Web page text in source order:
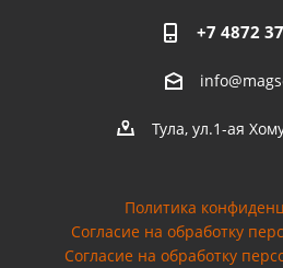
+7 4872
Тула, ул.1-ая
Политика
Согласие на обработку
Cогласие на обработку